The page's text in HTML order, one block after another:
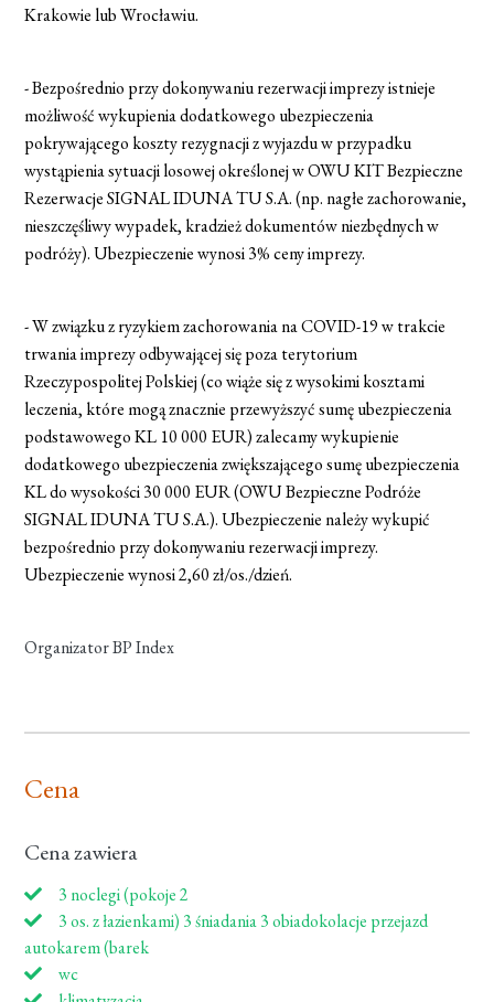
Krakowie lub Wrocławiu.
- Bezpośrednio przy dokonywaniu rezerwacji imprezy istnieje
możliwość wykupienia dodatkowego ubezpieczenia
pokrywającego koszty rezygnacji z wyjazdu w przypadku
wystąpienia sytuacji losowej określonej w OWU KIT Bezpieczne
Rezerwacje SIGNAL IDUNA TU S.A. (np. nagłe zachorowanie,
nieszczęśliwy wypadek, kradzież dokumentów niezbędnych w
podróży). Ubezpieczenie wynosi 3% ceny imprezy.
- W związku z ryzykiem zachorowania na COVID-19 w trakcie
trwania imprezy odbywającej się poza terytorium
Rzeczypospolitej Polskiej (co wiąże się z wysokimi kosztami
leczenia, które mogą znacznie przewyższyć sumę ubezpieczenia
podstawowego KL 10 000 EUR) zalecamy wykupienie
dodatkowego ubezpieczenia zwiększającego sumę ubezpieczenia
KL do wysokości 30 000 EUR (OWU Bezpieczne Podróże
SIGNAL IDUNA TU S.A.). Ubezpieczenie należy wykupić
bezpośrednio przy dokonywaniu rezerwacji imprezy.
Ubezpieczenie wynosi 2,60 zł/os./dzień.
Organizator BP Index
Cena
Cena zawiera
3 noclegi (pokoje 2
3 os. z łazienkami) 3 śniadania 3 obiadokolacje przejazd
autokarem (barek
wc